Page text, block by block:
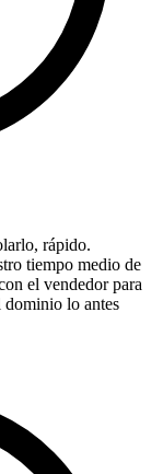
rápido.
tiempo medio de
el vendedor para
dominio lo antes